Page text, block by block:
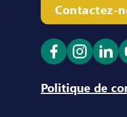
Contactez-
Ouvrir le lien
Ouvrir le
Politique de